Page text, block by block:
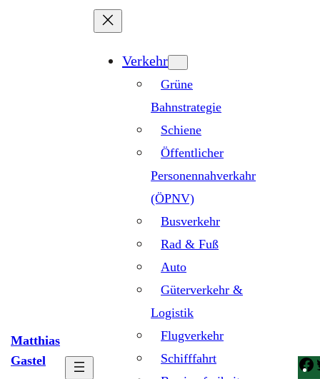
Matthias
Gastel
Verkehr
Grüne
Bahnstrategie
Schiene
Öffentlicher
Personennahverkahr
(ÖPNV)
Busverkehr
Rad & Fuß
Auto
Güterverkehr &
Logistik
Flugverkehr
Schifffahrt